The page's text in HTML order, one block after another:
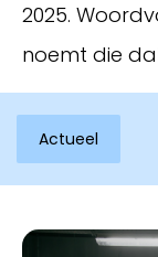
2025.
noemt die
Actueel